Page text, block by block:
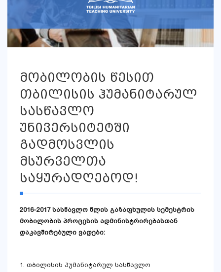
მობილობის წესით
თბილისის ჰუმანიტარულ
სასწავლო
უნივერსიტეტში
გადმოსვლის
მსურველთა
საყურადღებოდ!
2016-2017 სასწავლო წლის გაზაფხულის სემესტრის
მობილობის პროცესის ადმინისტრირებასთან
დაკავშირებული ვადები:
1. თბილისის ჰუმანიტარულ სასწავლო